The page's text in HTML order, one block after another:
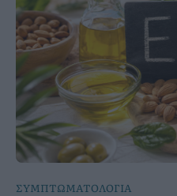
ΣΥΜΠΤΩΜΑΤΟΛΟΓΙΑ